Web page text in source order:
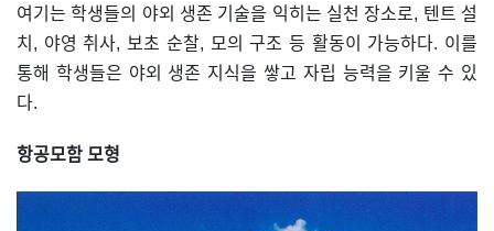
여기는 학생들의 야외 생존 기술을 익히는 실천 장소로, 텐트 설
치, 야영 취사, 보초 순찰, 모의 구조 등 활동이 가능하다. 이를
통해 학생들은 야외 생존 지식을 쌓고 자립 능력을 키울 수 있
다.
항공모함 모형